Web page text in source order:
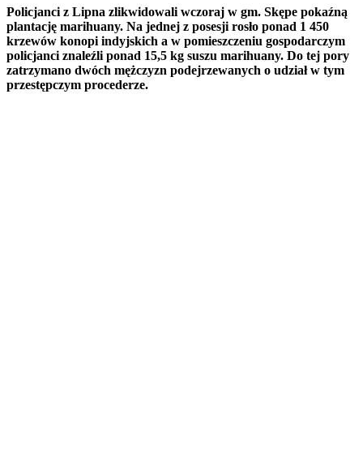
Policjanci z Lipna zlikwidowali wczoraj w gm. Skępe pokaźną
plantację marihuany. Na jednej z posesji rosło ponad 1 450
krzewów konopi indyjskich a w pomieszczeniu gospodarczym
policjanci znaleźli ponad 15,5 kg suszu marihuany. Do tej pory
zatrzymano dwóch mężczyzn podejrzewanych o udział w tym
przestępczym procederze.